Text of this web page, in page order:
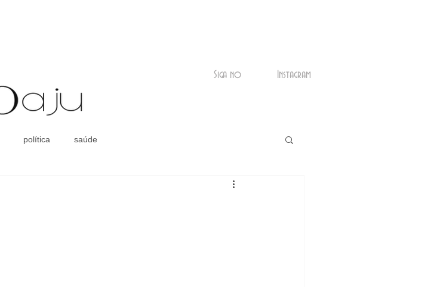
Coluna Social
Siga no Instagram
política saúde